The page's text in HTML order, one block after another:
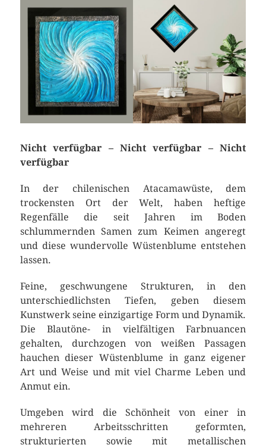
Nicht verfügbar – Nicht verfügbar – Nicht
verfügbar
In der chilenischen Atacamawüste, dem
trockensten Ort der Welt, haben heftige
Regenfälle die seit Jahren im Boden
schlummernden Samen zum Keimen angeregt
und diese wundervolle Wüstenblume entstehen
lassen.
Feine, geschwungene Strukturen, in den
unterschiedlichsten Tiefen, geben diesem
Kunstwerk seine einzigartige Form und Dynamik.
Die Blautöne- in vielfältigen Farbnuancen
gehalten, durchzogen von weißen Passagen
hauchen dieser Wüstenblume in ganz eigener
Art und Weise und mit viel Charme Leben und
Anmut ein.
Umgeben wird die Schönheit von einer in
mehreren Arbeitsschritten geformten,
strukturierten sowie mit metallischen